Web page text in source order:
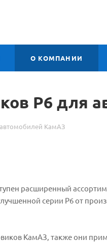
О КОМПАНИИ
P6 для
КамАЗ
расширенный
серии P6 от
КамАЗ, также они